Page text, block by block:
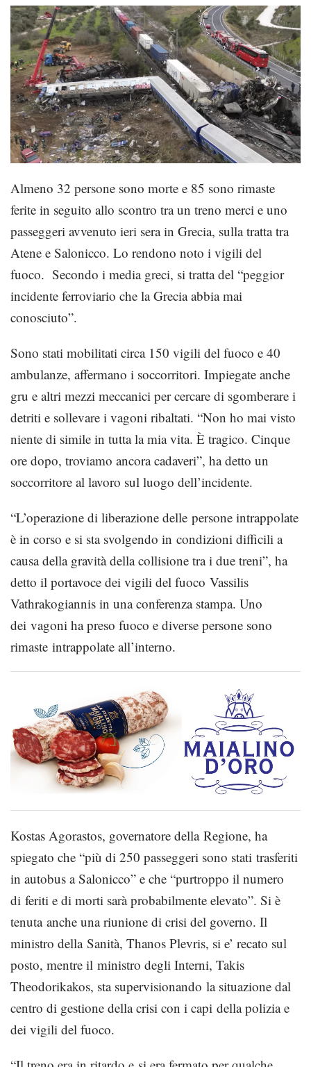
Almeno 32 persone sono morte e 85 sono rimaste
ferite in seguito allo scontro tra un treno merci e uno
passeggeri avvenuto ieri sera in Grecia, sulla tratta tra
Atene e Salonicco. Lo rendono noto i vigili del
fuoco. Secondo i media greci, si tratta del “peggior
incidente ferroviario che la Grecia abbia mai
conosciuto”.
Sono stati mobilitati circa 150 vigili del fuoco e 40
ambulanze, affermano i soccorritori. Impiegate anche
gru e altri mezzi meccanici per cercare di sgomberare i
detriti e sollevare i vagoni ribaltati. “Non ho mai visto
niente di simile in tutta la mia vita. È tragico. Cinque
ore dopo, troviamo ancora cadaveri”, ha detto un
soccorritore al lavoro sul luogo dell’incidente.
“L’operazione di liberazione delle persone intrappolate
è in corso e si sta svolgendo in condizioni difficili a
causa della gravità della collisione tra i due treni”, ha
detto il portavoce dei vigili del fuoco Vassilis
Vathrakogiannis in una conferenza stampa. Uno
dei vagoni ha preso fuoco e diverse persone sono
rimaste intrappolate all’interno.
Kostas Agorastos, governatore della Regione, ha
spiegato che “più di 250 passeggeri sono stati trasferiti
in autobus a Salonicco” e che “purtroppo il numero
di feriti e di morti sarà probabilmente elevato”. Si è
tenuta anche una riunione di crisi del governo. Il
ministro della Sanità, Thanos Plevris, si e’ recato sul
posto, mentre il ministro degli Interni, Takis
Theodorikakos, sta supervisionando la situazione dal
centro di gestione della crisi con i capi della polizia e
dei vigili del fuoco.